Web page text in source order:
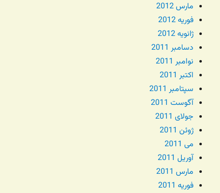
مارس 2012
فوریه 2012
ژانویه 2012
دسامبر 2011
نوامبر 2011
اکتبر 2011
سپتامبر 2011
آگوست 2011
جولای 2011
ژوئن 2011
می 2011
آوریل 2011
مارس 2011
فوریه 2011